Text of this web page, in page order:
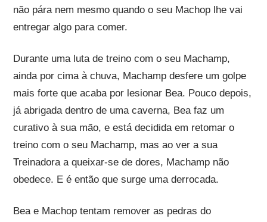
não pára nem mesmo quando o seu Machop lhe vai
entregar algo para comer.
Durante uma luta de treino com o seu Machamp,
ainda por cima à chuva, Machamp desfere um golpe
mais forte que acaba por lesionar Bea. Pouco depois,
já abrigada dentro de uma caverna, Bea faz um
curativo à sua mão, e está decidida em retomar o
treino com o seu Machamp, mas ao ver a sua
Treinadora a queixar-se de dores, Machamp não
obedece. E é então que surge uma derrocada.
Bea e Machop tentam remover as pedras do